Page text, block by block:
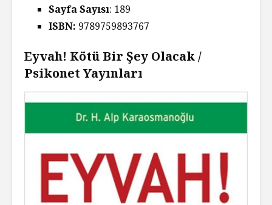
Sayfa Sayısı: 189
ISBN: 9789759893767
Eyvah! Kötü Bir Şey Olacak /
Psikonet Yayınları